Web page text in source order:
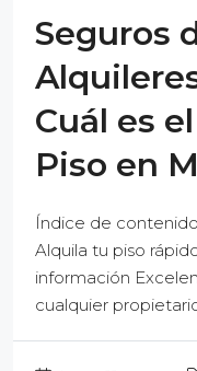
Seguros
Cuál es
Piso en
Índice de
Alquila tu piso
información
cualquier